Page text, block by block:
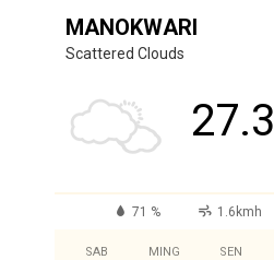
MANOKWARI
Scattered Clouds
27.3
71 % 1.6kmh
SAB MING SEN